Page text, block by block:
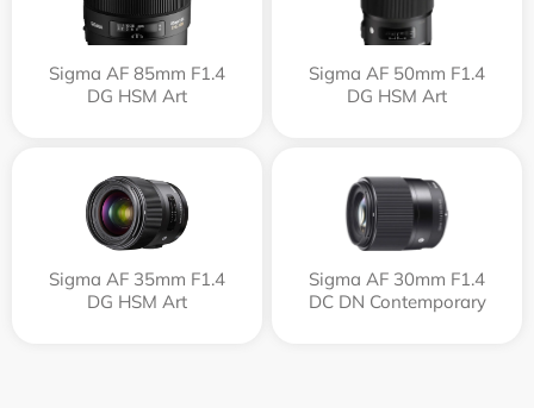
Sigma AF 85mm F1.4
DG HSM Art
Sigma AF 50mm F1.4
DG HSM Art
Sigma AF 35mm F1.4
DG HSM Art
Sigma AF 30mm F1.4
DC DN Contemporary